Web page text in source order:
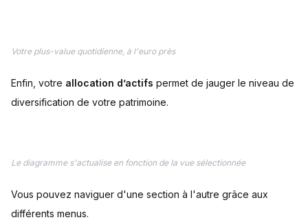
Votre plus-value quotidienne, à l'euro près
Enfin, votre allocation d’actifs permet de jauger le niveau de
diversification de votre patrimoine.
Le diagramme s'actualise en fonction de la vue sélectionnée
Vous pouvez naviguer d'une section à l'autre grâce aux
différents menus.